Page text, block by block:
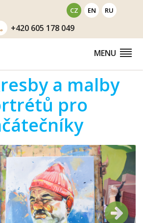
CZ EN RU
+420605 178 049
MENU
a malby
pro
Další
Další